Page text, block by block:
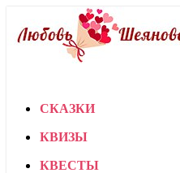
СКАЗКИ
КВИЗЫ
КВЕСТЫ